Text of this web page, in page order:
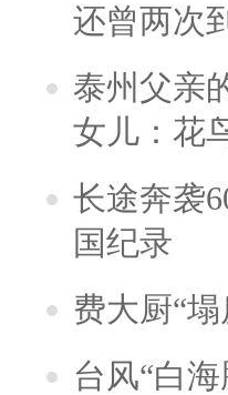
还曾两次
泰州父亲
女儿：花
长途奔袭
国纪录
费大厨“塌
台风“白